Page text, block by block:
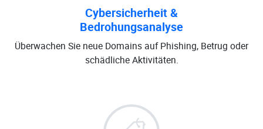
Cybersicherheit &
Bedrohungsanalyse
Überwachen Sie neue Domains auf Phishing, Betrug oder
schädliche Aktivitäten.